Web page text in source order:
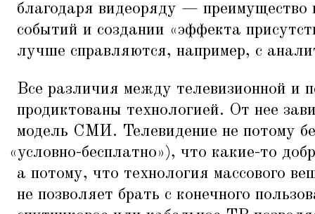
благодаря видеоряду — преимущество
событий и создании «эффекта
лучше справляются, например, с
Все различия между телевизионной и
продиктованы технологией. От нее
модель СМИ. Телевидение не потому
«условно-бесплатно»), что какие-то
а потому, что технология массового
не позволяет брать с конечного